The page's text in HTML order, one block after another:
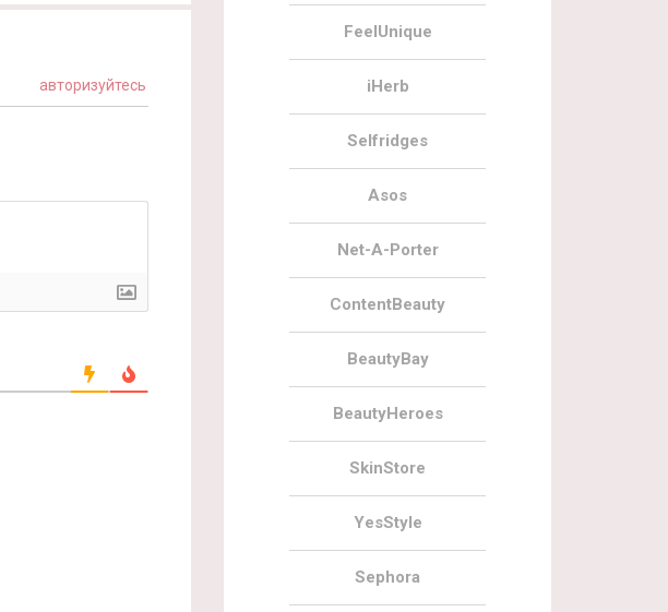
авторизуйтесь
FeelUnique
iHerb
Selfridges
Asos
Net-A-Porter
ContentBeauty
BeautyBay
BeautyHeroes
SkinStore
YesStyle
Sephora